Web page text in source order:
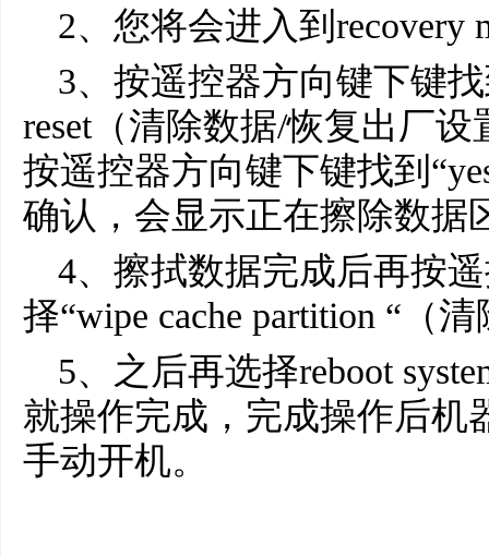
2、您将会进入到recovery
3、按遥控器方向键下键找
reset（清除数据/恢复出厂
按遥控器方向键下键找到
确认，会显示正在擦除数据
4、擦拭数据完成后再按
择“wipe cache partition “（
5、之后再选择reboot
就操作完成，完成操作后机
手动开机。